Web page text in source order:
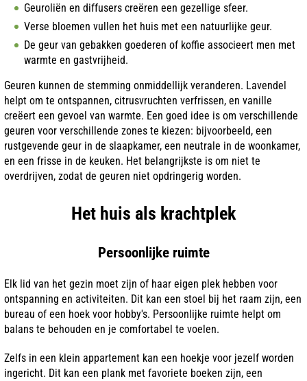
Geuroliën en diffusers creëren een gezellige sfeer.
Verse bloemen vullen het huis met een natuurlijke geur.
De geur van gebakken goederen of koffie associeert men met
warmte en gastvrijheid.
Geuren kunnen de stemming onmiddellijk veranderen. Lavendel
helpt om te ontspannen, citrusvruchten verfrissen, en vanille
creëert een gevoel van warmte. Een goed idee is om verschillende
geuren voor verschillende zones te kiezen: bijvoorbeeld, een
rustgevende geur in de slaapkamer, een neutrale in de woonkamer,
en een frisse in de keuken. Het belangrijkste is om niet te
overdrijven, zodat de geuren niet opdringerig worden.
Het huis als krachtplek
Persoonlijke ruimte
Elk lid van het gezin moet zijn of haar eigen plek hebben voor
ontspanning en activiteiten. Dit kan een stoel bij het raam zijn, een
bureau of een hoek voor hobby's. Persoonlijke ruimte helpt om
balans te behouden en je comfortabel te voelen.
Zelfs in een klein appartement kan een hoekje voor jezelf worden
ingericht. Dit kan een plank met favoriete boeken zijn, een